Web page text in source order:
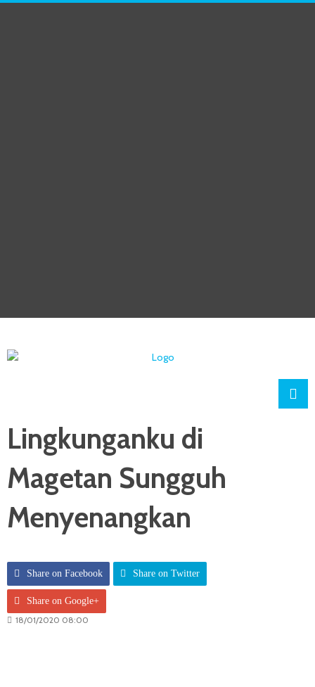
Lingkunganku di
Magetan Sungguh
Menyenangkan
Share on Facebook Share on Twitter
Share on Google+
18/01/2020 08:00